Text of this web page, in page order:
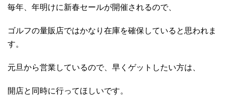
毎年、年明けに新春セールが開催されるので、
ゴルフの量販店ではかなり在庫を確保していると思われま
す。
元旦から営業しているので、早くゲットしたい方は、
開店と同時に行ってほしいです。